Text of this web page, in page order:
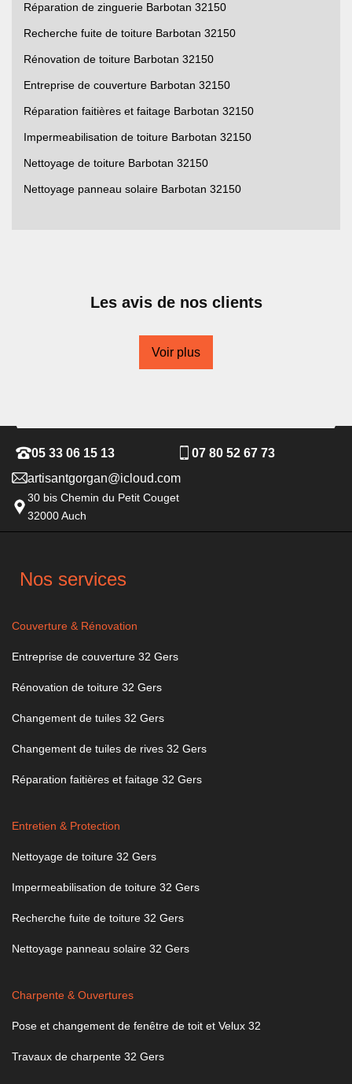
Réparation de zinguerie Barbotan 32150
Recherche fuite de toiture Barbotan 32150
Rénovation de toiture Barbotan 32150
Entreprise de couverture Barbotan 32150
Réparation faitières et faitage Barbotan 32150
Impermeabilisation de toiture Barbotan 32150
Nettoyage de toiture Barbotan 32150
Nettoyage panneau solaire Barbotan 32150
Les avis de nos clients
Voir plus
05 33 06 15 13
07 80 52 67 73
artisantgorgan@icloud.com
30 bis Chemin du Petit Couget
32000 Auch
Nos services
Couverture & Rénovation
Entreprise de couverture 32 Gers
Rénovation de toiture 32 Gers
Changement de tuiles 32 Gers
Changement de tuiles de rives 32 Gers
Réparation faitières et faitage 32 Gers
Entretien & Protection
Nettoyage de toiture 32 Gers
Impermeabilisation de toiture 32 Gers
Recherche fuite de toiture 32 Gers
Nettoyage panneau solaire 32 Gers
Charpente & Ouvertures
Pose et changement de fenêtre de toit et Velux 32
Travaux de charpente 32 Gers